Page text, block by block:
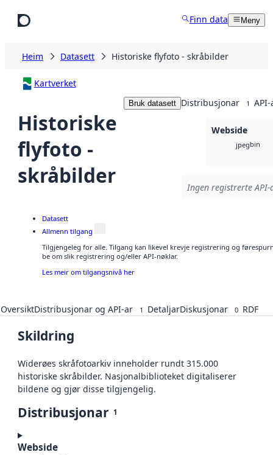
Finn data Meny
Heim Datasett Historiske flyfoto - skråbilder
Kartverket
Historiske
flyfoto -
skråbilder
Bruk datasett Distribusjonar 1 API-
Webside
jpegbin
Ingen registrerte
Datasett
Allmenn tilgang
Tilgjengeleg for alle. Tilgang kan likevel krevje registrering og
be om slik registrering og/eller API-nøklar.
Les meir om tilgangsnivå her
OversiktDistribusjonar og API-ar 1 DetaljarDiskusjonar 0 RDF
Skildring
Widerøes skråfotoarkiv inneholder rundt 315.000
historiske skråbilder. Nasjonalbiblioteket digitaliserer
bildene og gjør disse tilgjengelig.
Distribusjonar 1
Webside